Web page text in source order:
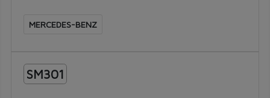
MERCEDES-BENZ
SM301